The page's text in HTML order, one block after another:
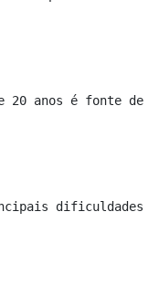
20 anos é fonte de
dificuldades